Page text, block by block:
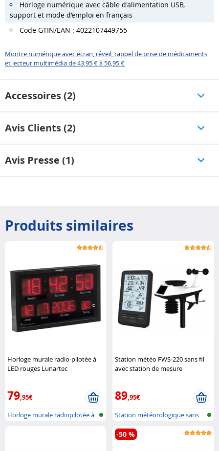
Horloge numérique avec câble d'alimentation USB,
support et mode d’emploi en français
Code GTIN/EAN : 4022107449755
Montre numérique avec écran, réveil, rappel de prise de médicaments
et lecteur multimédia de 43,95 € à 56,95 €
Accessoires (2)
Avis Clients (2)
Avis Presse (1)
Produits similaires
Horloge murale radio-pilotée à
LED rouges Lunartec
79,95€
Horloge murale radiopilotée à
Station météo FWS-220 sans fil
avec station de mesure
89,95€
Station météorologique sans
fil ave..
-50 %